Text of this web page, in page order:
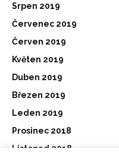
Srpen 2019
Červenec 2019
Červen 2019
Květen 2019
Duben 2019
Březen 2019
Leden 2019
Prosinec 2018
Listopad 2018